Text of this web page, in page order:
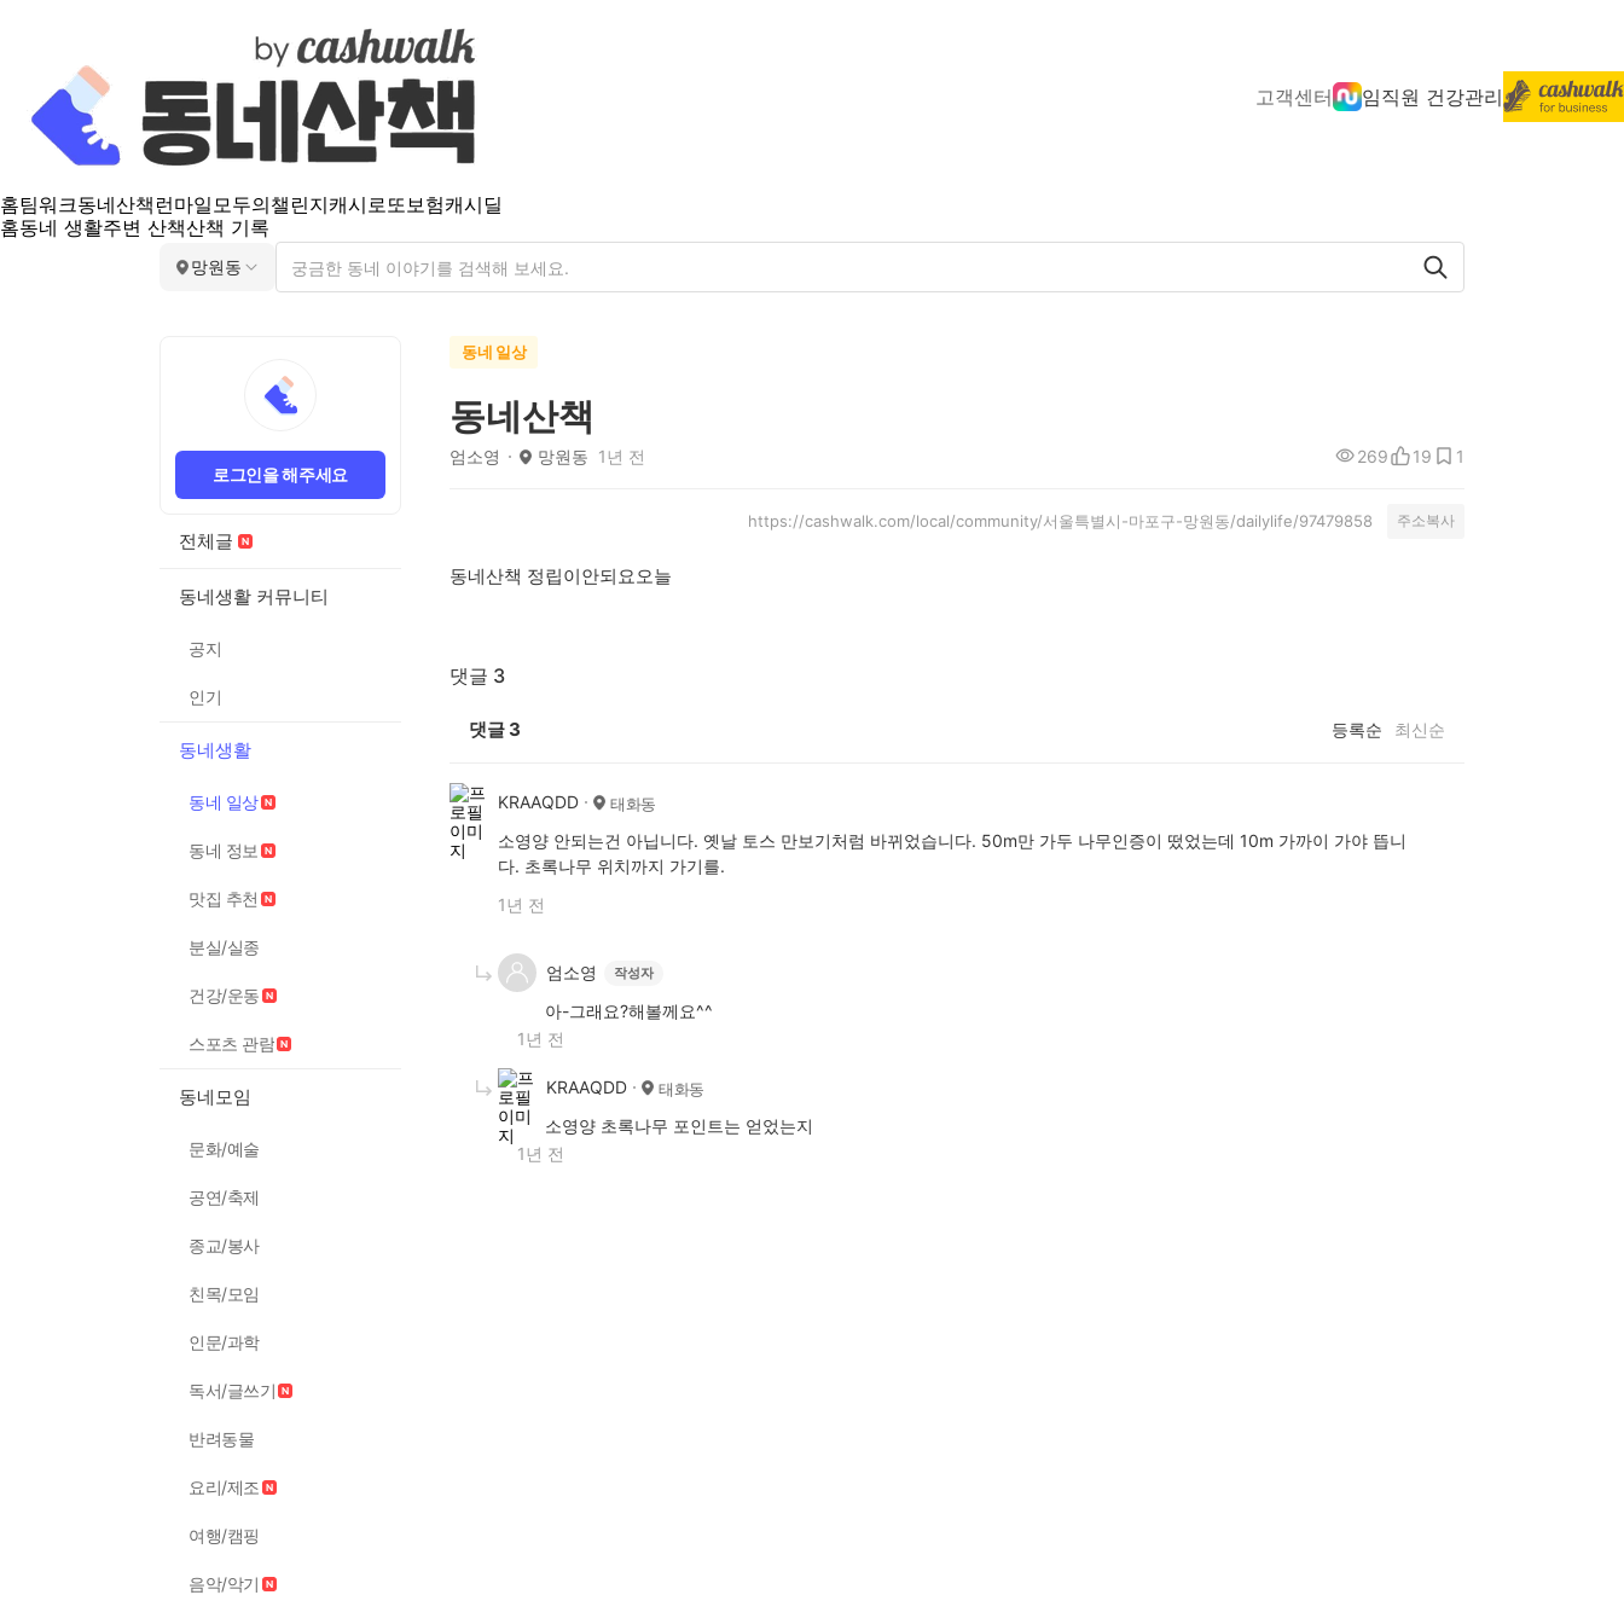
고객센터 임직원 건강관리
홈팀워크동네산책 런마일모두의챌린지캐시로또보험캐시딜
홈동네 생활주변 산책산책 기록
망원동
로그인을 해주세요
전체글
동네생활 커뮤니티
공지
인기
동네생활
동네 일상
동네 정보
맛집 추천
분실/실종
건강/운동
스포츠 관람
동네모임
문화/예술
공연/축제
종교/봉사
친목/모임
인문/과학
독서/글쓰기
반려동물
요리/제조
여행/캠핑
음악/악기
동네 일상
동네산책
엄소영 망원동 1년 전 269 19 1
https://cashwalk.com/local/community/서울특별시-마포구-망원동/dailylife/97479858 주소복사
동네산책 정립이안되요오늘
댓글 3
댓글 3 등록순 최신순
KRAAQDD 태화동
소영양 안되는건 아닙니다. 옛날 토스 만보기처럼 바뀌었습니다. 50m만 가두 나무인증이 떴었는데 10m 가까이 가야 뜹니
다. 초록나무 위치까지 가기를.
1년 전
엄소영 작성자
아-그래요?해볼께요^^
1년 전
KRAAQDD 태화동
소영양 초록나무 포인트는 얻었는지
1년 전